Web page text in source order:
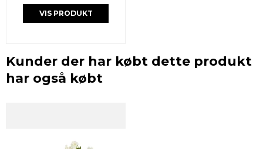
VIS PRODUKT
Kunder der har købt dette produkt
har også købt